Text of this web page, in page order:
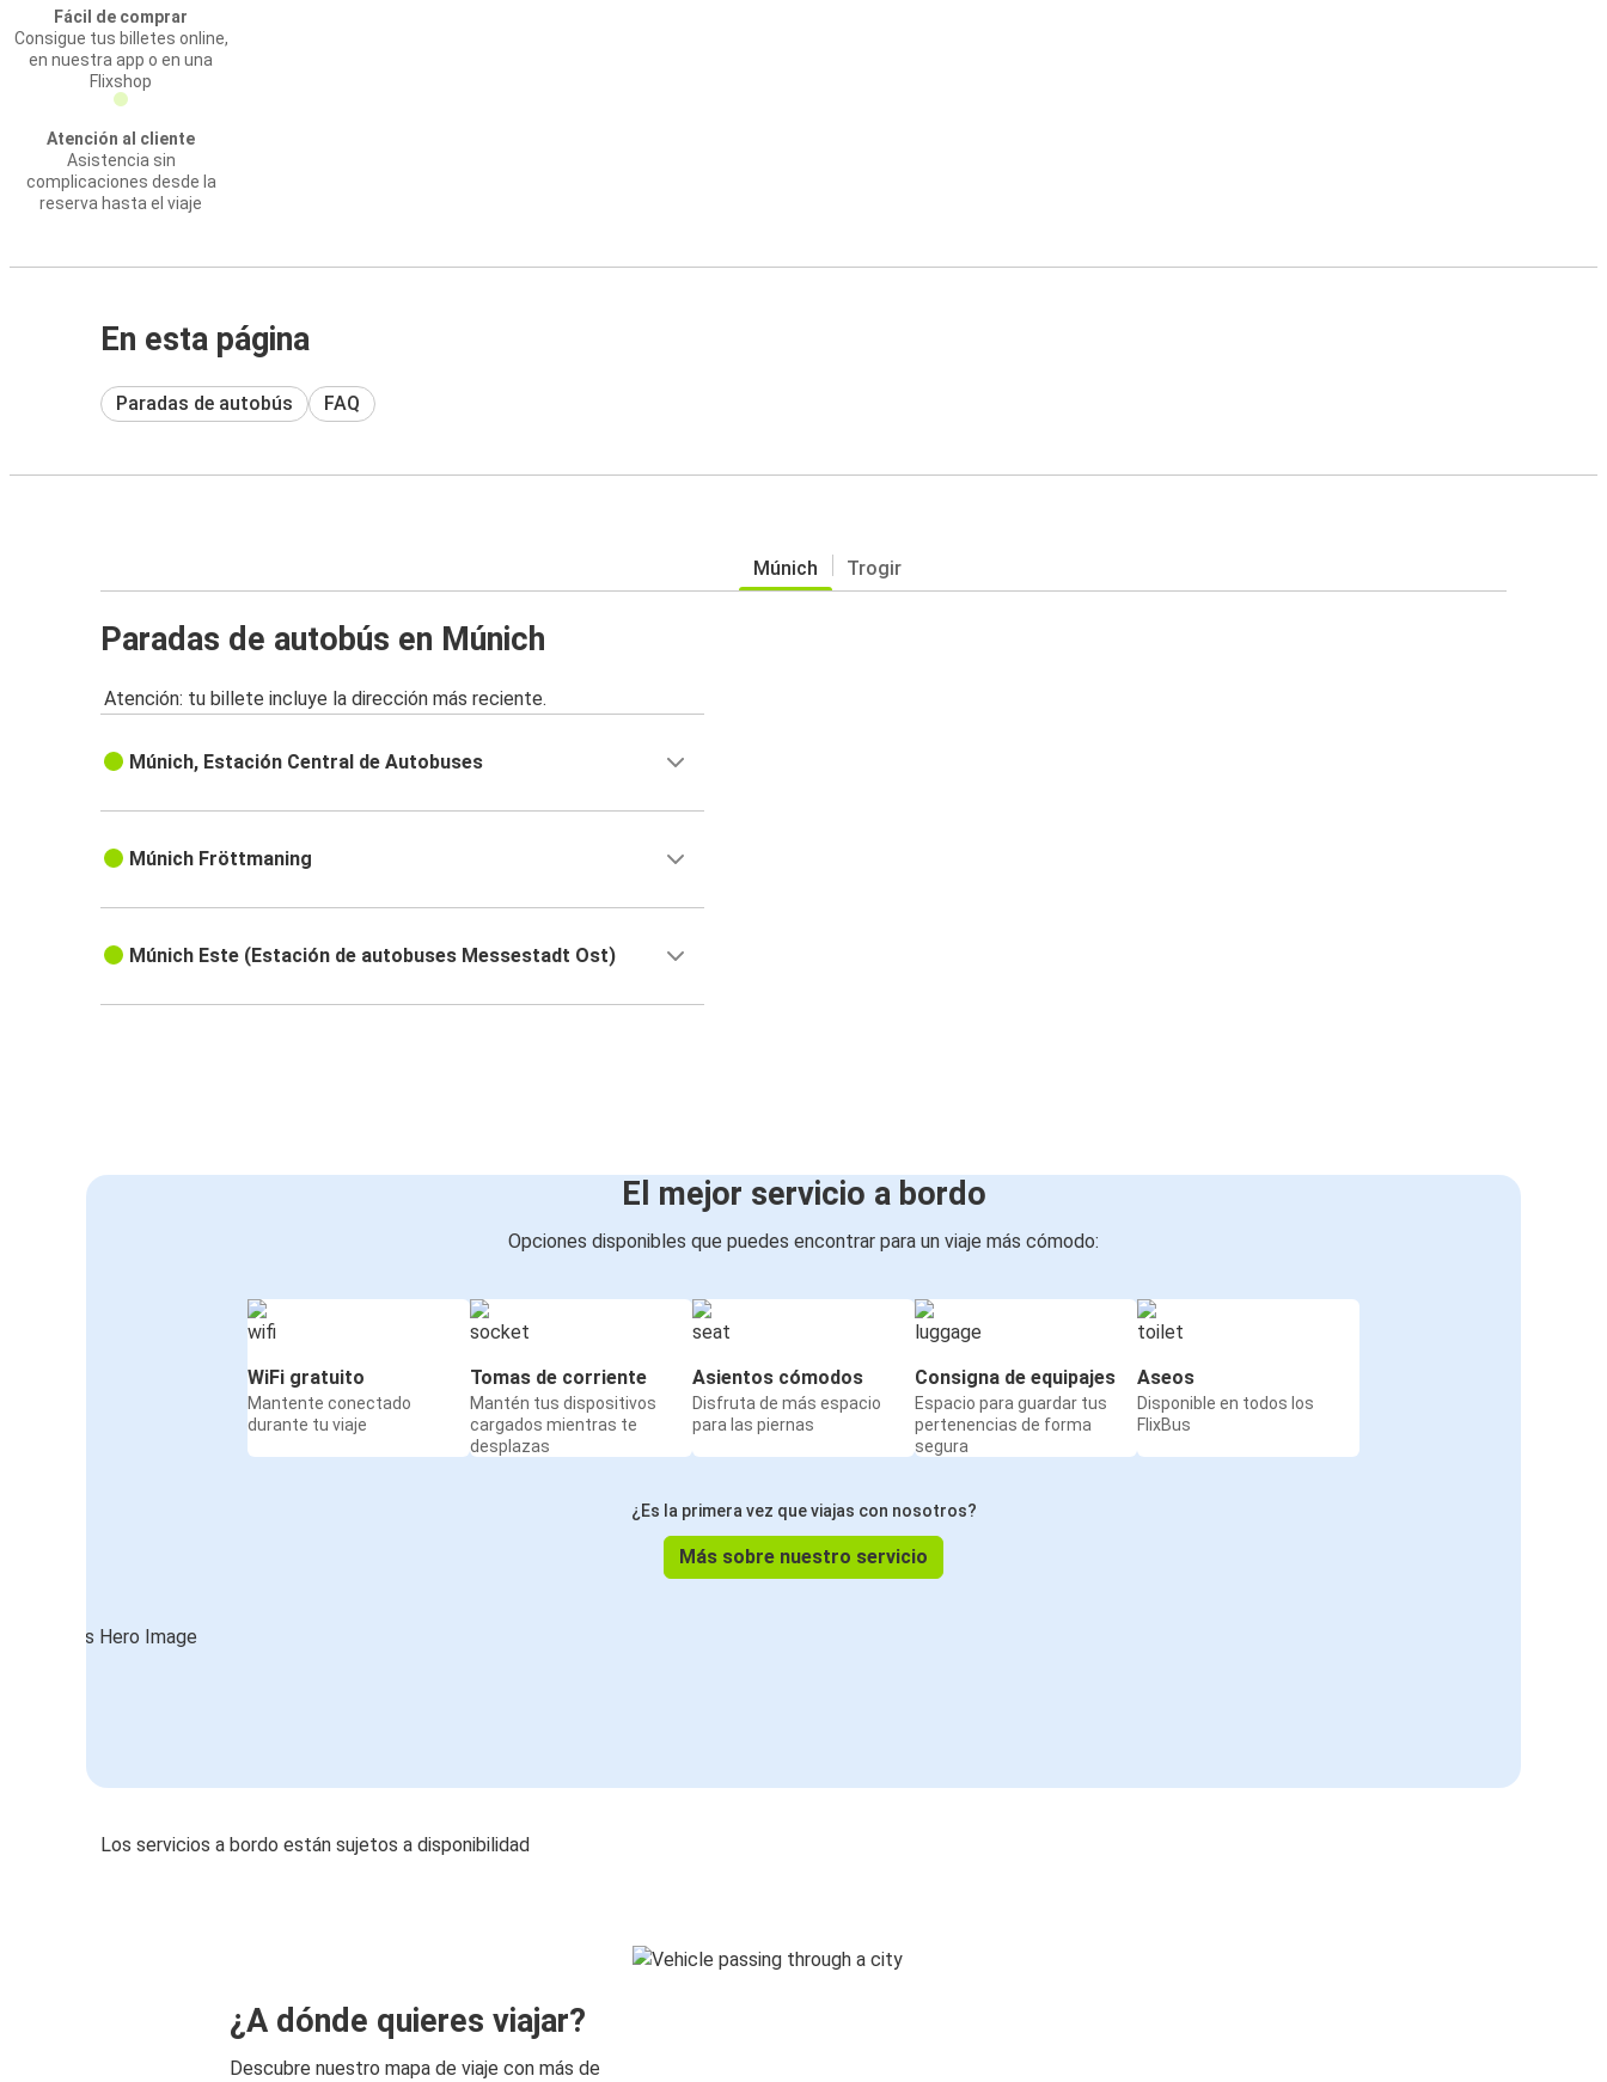
Fácil de comprar
Consigue tus billetes online,
en nuestra app o en una
Flixshop
Atención al cliente
Asistencia sin
complicaciones desde la
reserva hasta el viaje
En esta página
Paradas de autobús FAQ
Múnich Trogir
Paradas de autobús en Múnich
Atención: tu billete incluye la dirección más reciente.
Múnich, Estación Central de Autobuses
Múnich Fröttmaning
Múnich Este (Estación de autobuses Messestadt Ost)
El mejor servicio a bordo
Opciones disponibles que puedes encontrar para un viaje más cómodo:
WiFi gratuito
Mantente conectado
durante tu viaje
Tomas de corriente
Mantén tus dispositivos
cargados mientras te
desplazas
Asientos cómodos
Disfruta de más espacio
para las piernas
Consigna de equipajes
Espacio para guardar tus
pertenencias de forma
segura
Aseos
Disponible en todos los
FlixBus
¿Es la primera vez que viajas con nosotros?
Más sobre nuestro servicio
Los servicios a bordo están sujetos a disponibilidad
¿A dónde quieres viajar?
Descubre nuestro mapa de viaje con más de